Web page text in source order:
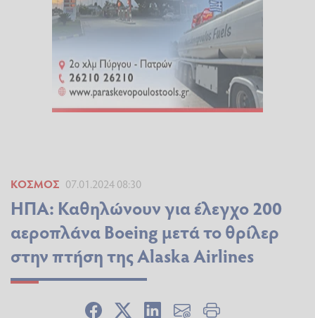
ΚΌΣΜΟΣ 07.01.2024 08:30
ΗΠΑ: Καθηλώνουν για έλεγχο 200
αεροπλάνα Boeing μετά το θρίλερ
στην πτήση της Alaska Airlines